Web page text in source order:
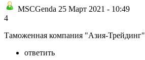
MSCGenda 25 Март 2021 - 10:49
4
Таможенная компания "Азия-Трейдинг"
ответить